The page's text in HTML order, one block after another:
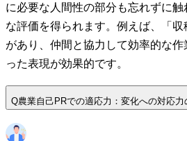
に必要な人間性の部分も忘れずに
な評価を得られます。例えば、「
があり、仲間と協力して効率的な
った表現が効果的です。
Q農業自己PRでの適応力：変化への対応力